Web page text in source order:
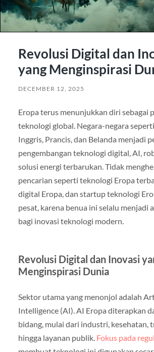
Revolusi Digital dan
yang Menginspirasi
DECEMBER 12, 2025
Eropa terus menunjukkan diri sebagai
teknologi global. Negara-negara seperti
Inggris, Prancis, dan Belanda menjadi
pengembangan teknologi digital, AI,
solusi energi terbarukan. Tidak
pencarian seperti teknologi Eropa
digital Eropa, dan startup teknologi
pesat, karena benua ini selalu menjadi
bagi inovasi teknologi modern.
Revolusi Digital dan Inovasi
Menginspirasi Dunia
Sektor utama yang menonjol adalah
Intelligence (AI). AI Eropa diterapkan
bidang, mulai dari industri, kesehatan,
hingga layanan publik. Fokus pada